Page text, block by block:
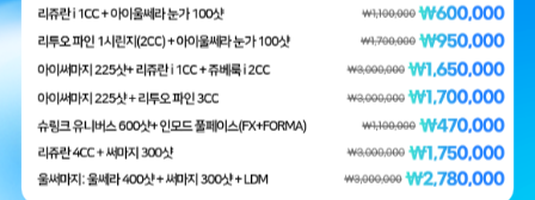
쥬베룩 볼륨
1cc ₩49,000
쥬베룩 스킨
1cc ₩75,000
오늘하루 보지 않기 닫기
02 저자극으로 장기간 꾸준한 치료 가능
03 피부 탄력 개선과 여드름 완화까지
04 피부 환경을 회복시키는 LDM